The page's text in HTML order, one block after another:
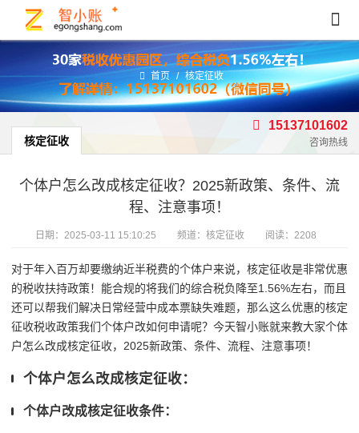
首页 / 核定征收
核定征收
15137101602
咨询热线
个体户怎么改成核定征收？2025新政策、条件、流
程、注意事项！
日期： 2025-03-11 15:10:25 频道： 核定征收 阅读：2208
对于年入百万却要缴纳近半税费的个体户来说，核定征收是非常优惠
的税收扶持政策！能合规的将我们的综合税负降至1.56%左右，而且
还可以帮我们解决日常经营中成本票缺失难题，那么这么优惠的核定
征收税收政策我们个体户改如何申请呢？今天智小账就来教大家个体
户怎么改成核定征收，2025新政策、条件、流程、注意事项！
个体户怎么改成核定征收：
个体户改成核定征收条件：